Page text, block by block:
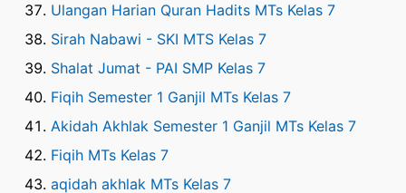
Ulangan Harian Quran Hadits MTs Kelas 7
Sirah Nabawi - SKI MTS Kelas 7
Shalat Jumat - PAI SMP Kelas 7
Fiqih Semester 1 Ganjil MTs Kelas 7
Akidah Akhlak Semester 1 Ganjil MTs Kelas 7
Fiqih MTs Kelas 7
aqidah akhlak MTs Kelas 7